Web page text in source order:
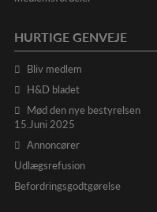
HURTIGE GENVEJE
Bliv medlem
H&D bladet
Mød den nye bestyrelsen
15.Juni 2025
Annoncører
Udlægsrefusion
Befordringsgodtgørelse